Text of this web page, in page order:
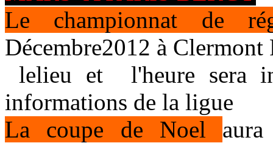
Le championnat de
Décembre2012 à Clermont
lelieu et l'heure sera
informations de la ligue
La coupe de Noel